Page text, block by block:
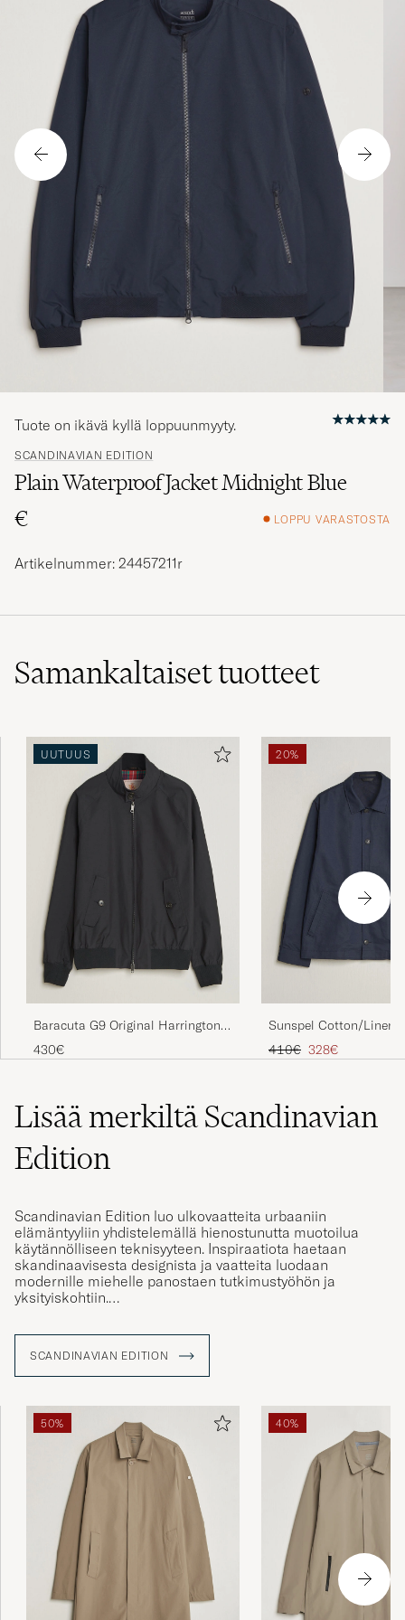
SCANDINAVIAN EDITION
Plain Waterproof Jacket Midnight Blue
€
LOPPU VARASTOSTA
Tuote on ikävä kyllä loppuunmyyty.
Artikelnummer: 24457211r
Samankaltaisettuotteet
UUTUUS
Baracuta G9 Original Harrington
Jacket Dark Navy
430€
20%
Sunspel Cotton/Linen
Tavallinen hinta
410€ Alennettu hinta
328€
Lisää merkiltä Scandinavian
Edition
Scandinavian Edition luo ulkovaatteita urbaaniin
elämäntyyliin yhdistelemällä hienostunutta muotoilua
käytännölliseen teknisyyteen. Inspiraatiota haetaan
skandinaavisesta designista ja vaatteita luodaan
modernille miehelle panostaen tutkimustyöhön ja
yksityiskohtiin.
Scandinavian Edition on suunnitellut ja valmistanut
Pohjolan ilmastosta ja sääolosuhteista napapiirin
läheisyydestä. Vaatteissa on teknisiä ominaisuuksia,
SCANDINAVIAN EDITION
50% 40%